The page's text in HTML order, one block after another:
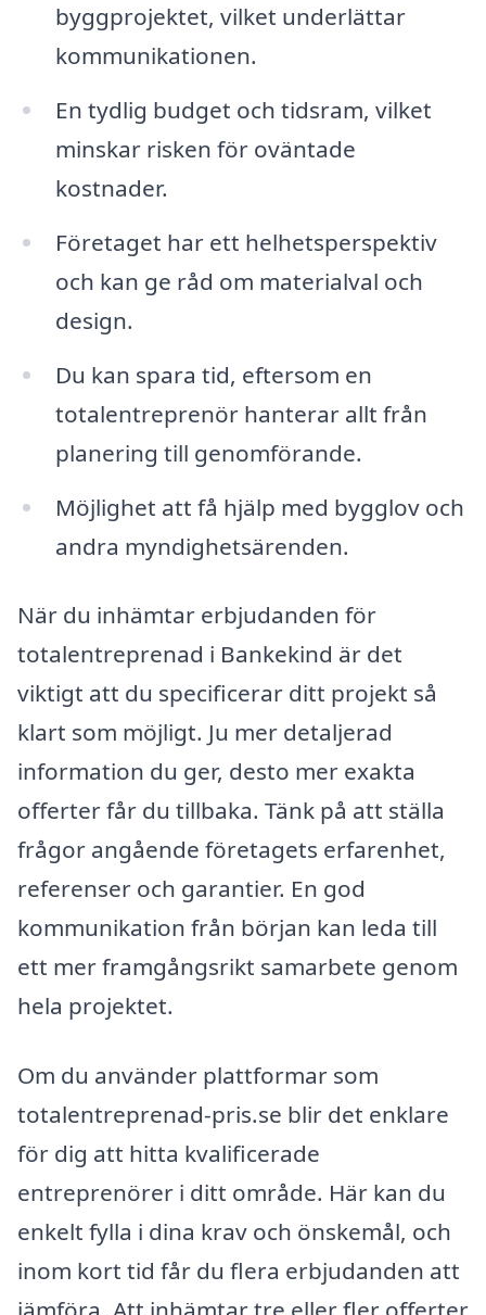
byggprojektet, vilket underlättar
kommunikationen.
En tydlig budget och tidsram, vilket
minskar risken för oväntade
kostnader.
Företaget har ett helhetsperspektiv
och kan ge råd om materialval och
design.
Du kan spara tid, eftersom en
totalentreprenör hanterar allt från
planering till genomförande.
Möjlighet att få hjälp med bygglov och
andra myndighetsärenden.
När du inhämtar erbjudanden för
totalentreprenad i Bankekind är det
viktigt att du specificerar ditt projekt så
klart som möjligt. Ju mer detaljerad
information du ger, desto mer exakta
offerter får du tillbaka. Tänk på att ställa
frågor angående företagets erfarenhet,
referenser och garantier. En god
kommunikation från början kan leda till
ett mer framgångsrikt samarbete genom
hela projektet.
Om du använder plattformar som
totalentreprenad-pris.se blir det enklare
för dig att hitta kvalificerade
entreprenörer i ditt område. Här kan du
enkelt fylla i dina krav och önskemål, och
inom kort tid får du flera erbjudanden att